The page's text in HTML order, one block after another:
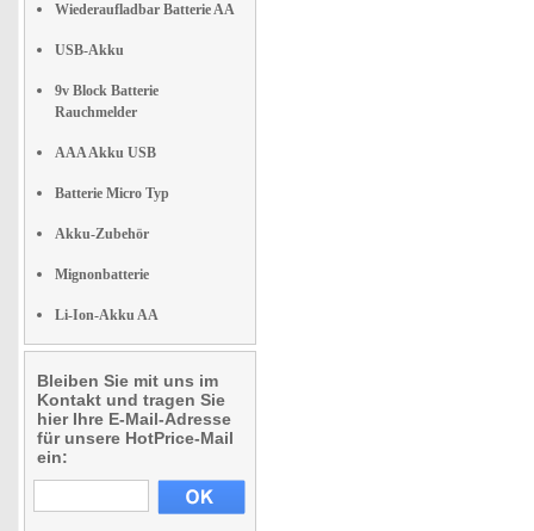
Wiederaufladbar Batterie AA
USB-Akku
9v Block Batterie
Rauchmelder
AAA Akku USB
Batterie Micro Typ
Akku-Zubehör
Mignonbatterie
Li-Ion-Akku AA
Bleiben Sie mit uns im
Kontakt und tragen Sie
hier Ihre E-Mail-Adresse
für unsere HotPrice-Mail
ein: